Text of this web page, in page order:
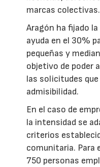
marcas colectivas.
Aragón ha fijado
ayuda en el 30%
pequeñas y
objetivo de poder
las solicitudes
admisibilidad.
En el caso de
la intensidad se
criterios
comunitaria. Para
750 personas